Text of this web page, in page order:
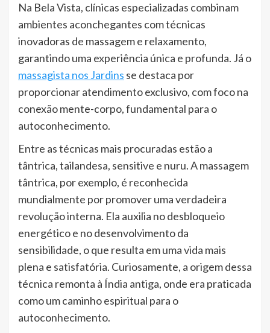
Na Bela Vista, clínicas especializadas combinam
ambientes aconchegantes com técnicas
inovadoras de massagem e relaxamento,
garantindo uma experiência única e profunda. Já o
massagista nos Jardins se destaca por
proporcionar atendimento exclusivo, com foco na
conexão mente-corpo, fundamental para o
autoconhecimento.
Entre as técnicas mais procuradas estão a
tântrica, tailandesa, sensitive e nuru. A massagem
tântrica, por exemplo, é reconhecida
mundialmente por promover uma verdadeira
revolução interna. Ela auxilia no desbloqueio
energético e no desenvolvimento da
sensibilidade, o que resulta em uma vida mais
plena e satisfatória. Curiosamente, a origem dessa
técnica remonta à Índia antiga, onde era praticada
como um caminho espiritual para o
autoconhecimento.